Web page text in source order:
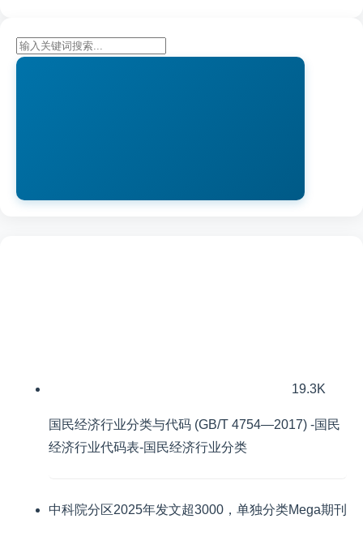
19.3K
国民经济行业分类与代码 (GB/T 4754—2017) -国民
经济行业代码表-国民经济行业分类
中科院分区2025年发文超3000，单独分类Mega期刊